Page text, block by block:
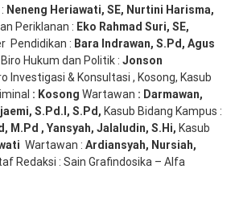
Neneng Heriawati, SE, Nurtini Harisma,
Periklanan : Eko Rahmad Suri, SE,
Pendidikan : Bara Indrawan, S.Pd , Agus
Hukum dan Politik : Jonson
Investigasi & Konsultasi , Kosong, Kasub
: Kosong Wartawan : Darmawan,
S.Pd.I, S.Pd , Kasub Bidang Kampus :
, M.Pd , Yansyah, Jalaludin, S.Hi, Kasub
Wartawan : Ardiansyah, Nursiah,
Redaksi : Sain Grafindosika – Alfa